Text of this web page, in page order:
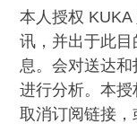
本人授权
讯，并出于此目
息。会对送达
进行分析。本
取消订阅链接